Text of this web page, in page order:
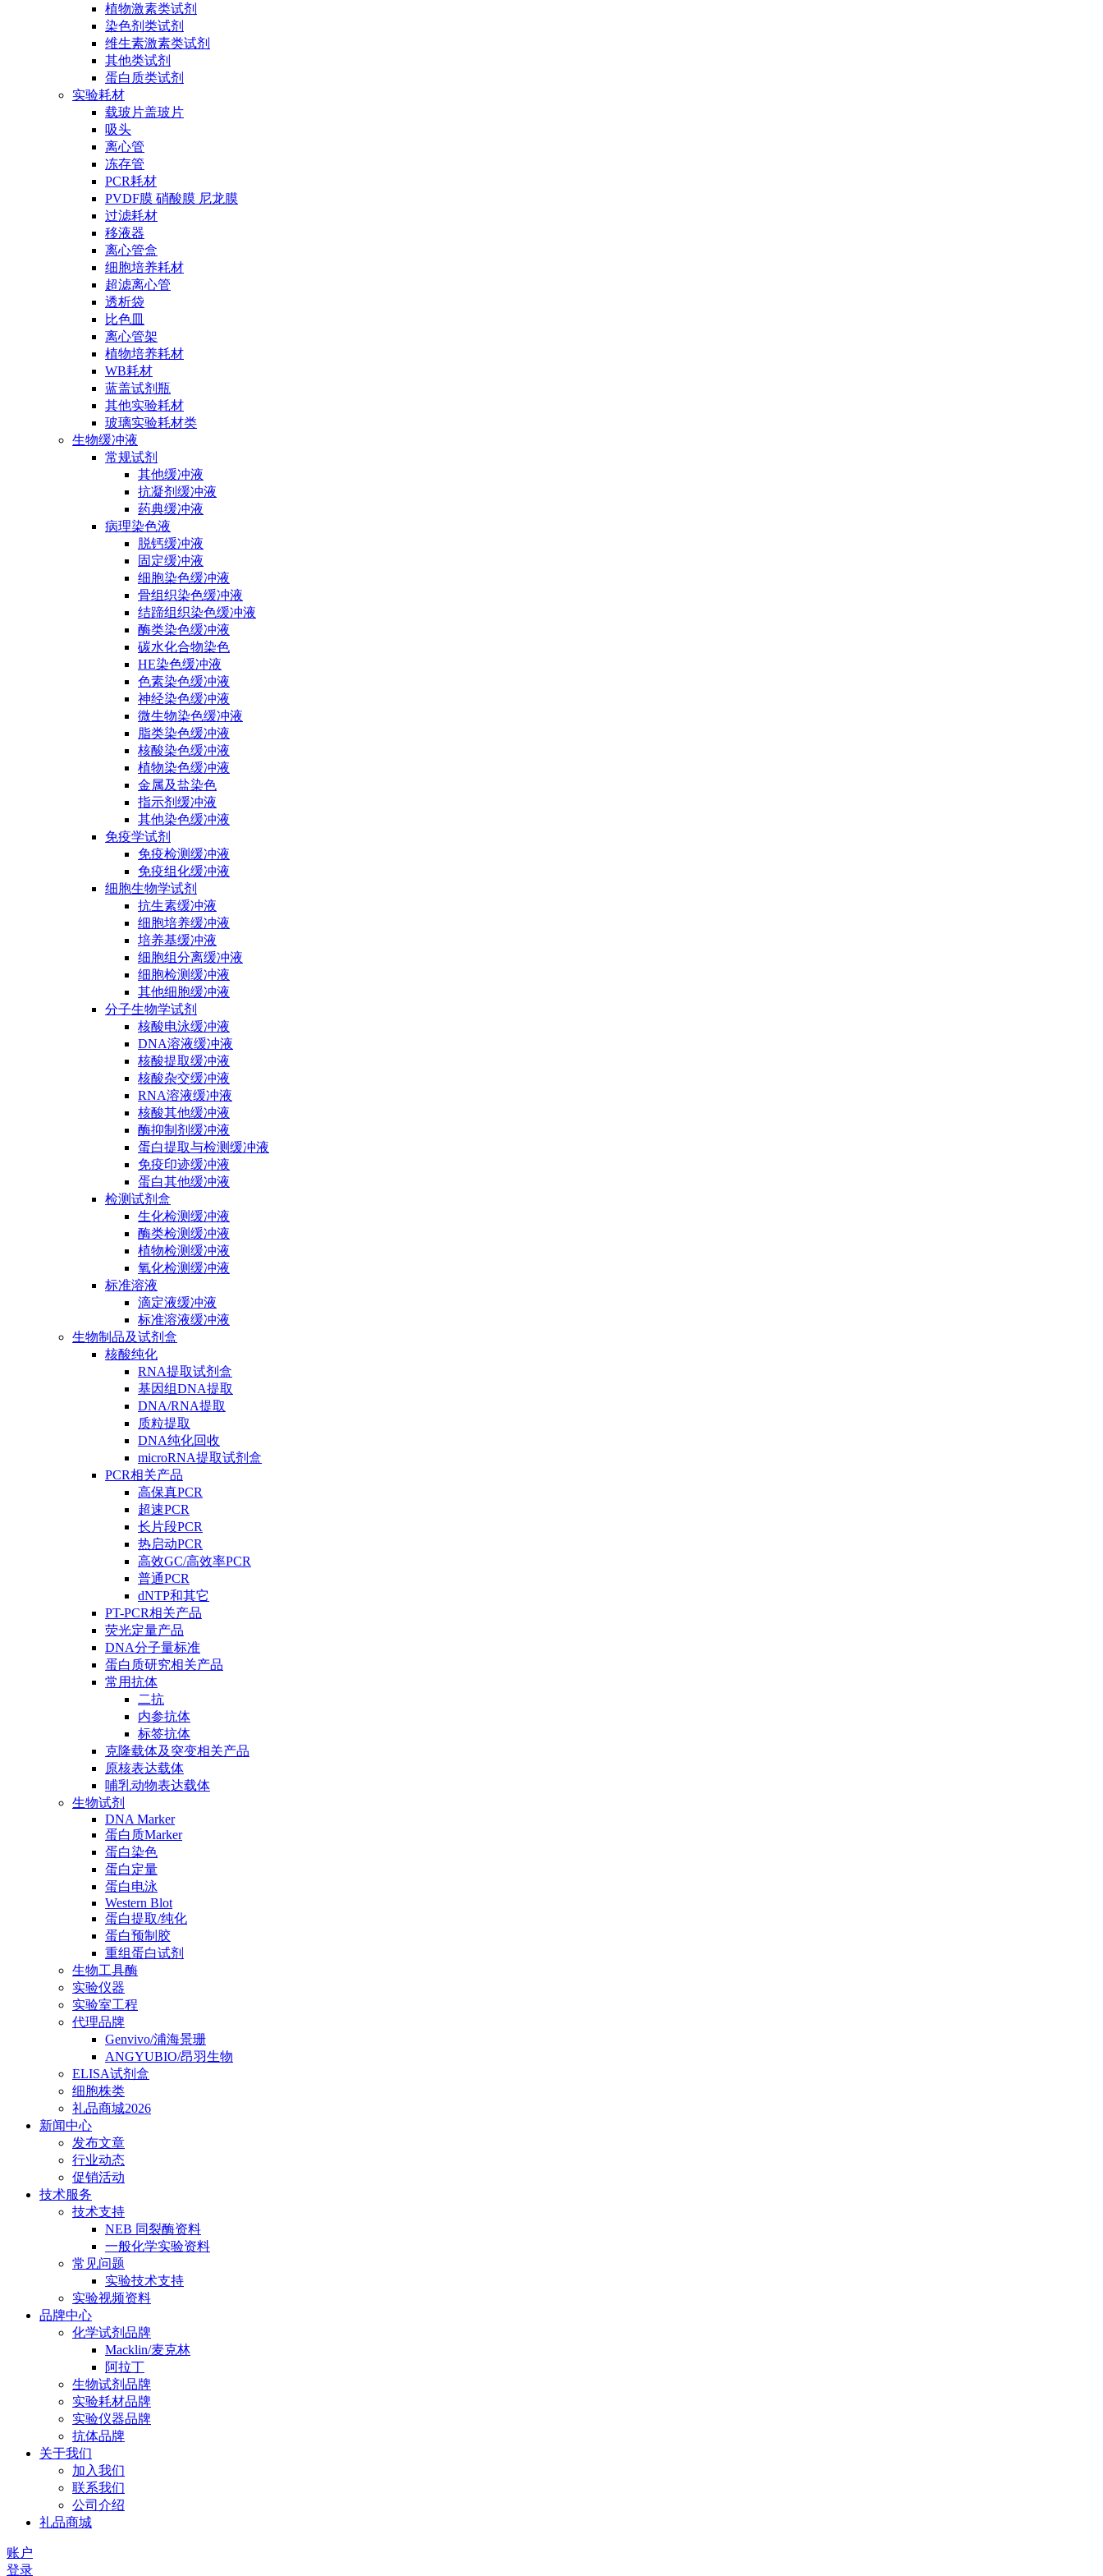
植物激素类试剂
染色剂类试剂
维生素激素类试剂
其他类试剂
蛋白质类试剂
实验耗材
载玻片盖玻片
吸头
离心管
冻存管
PCR耗材
PVDF膜 硝酸膜 尼龙膜
过滤耗材
移液器
离心管盒
细胞培养耗材
超滤离心管
透析袋
比色皿
离心管架
植物培养耗材
WB耗材
蓝盖试剂瓶
其他实验耗材
玻璃实验耗材类
生物缓冲液
常规试剂
其他缓冲液
抗凝剂缓冲液
药典缓冲液
病理染色液
脱钙缓冲液
固定缓冲液
细胞染色缓冲液
骨组织染色缓冲液
结蹄组织染色缓冲液
酶类染色缓冲液
碳水化合物染色
HE染色缓冲液
色素染色缓冲液
神经染色缓冲液
微生物染色缓冲液
脂类染色缓冲液
核酸染色缓冲液
植物染色缓冲液
金属及盐染色
指示剂缓冲液
其他染色缓冲液
免疫学试剂
免疫检测缓冲液
免疫组化缓冲液
细胞生物学试剂
抗生素缓冲液
细胞培养缓冲液
培养基缓冲液
细胞组分离缓冲液
细胞检测缓冲液
其他细胞缓冲液
分子生物学试剂
核酸电泳缓冲液
DNA溶液缓冲液
核酸提取缓冲液
核酸杂交缓冲液
RNA溶液缓冲液
核酸其他缓冲液
酶抑制剂缓冲液
蛋白提取与检测缓冲液
免疫印迹缓冲液
蛋白其他缓冲液
检测试剂盒
生化检测缓冲液
酶类检测缓冲液
植物检测缓冲液
氧化检测缓冲液
标准溶液
滴定液缓冲液
标准溶液缓冲液
生物制品及试剂盒
核酸纯化
RNA提取试剂盒
基因组DNA提取
DNA/RNA提取
质粒提取
DNA纯化回收
microRNA提取试剂盒
PCR相关产品
高保真PCR
超速PCR
长片段PCR
热启动PCR
高效GC/高效率PCR
普通PCR
dNTP和其它
PT-PCR相关产品
荧光定量产品
DNA分子量标准
蛋白质研究相关产品
常用抗体
二抗
内参抗体
标签抗体
克隆载体及突变相关产品
原核表达载体
哺乳动物表达载体
生物试剂
DNA Marker
蛋白质Marker
蛋白染色
蛋白定量
蛋白电泳
Western Blot
蛋白提取/纯化
蛋白预制胶
重组蛋白试剂
生物工具酶
实验仪器
实验室工程
代理品牌
Genvivo/浦海景珊
ANGYUBIO/昂羽生物
ELISA试剂盒
细胞株类
礼品商城2026
新闻中心
发布文章
行业动态
促销活动
技术服务
技术支持
NEB 同裂酶资料
一般化学实验资料
常见问题
实验技术支持
实验视频资料
品牌中心
化学试剂品牌
Macklin/麦克林
阿拉丁
生物试剂品牌
实验耗材品牌
实验仪器品牌
抗体品牌
关于我们
加入我们
联系我们
公司介绍
礼品商城
账户
登录